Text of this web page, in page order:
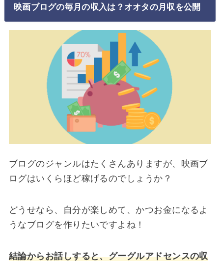
映画ブログの毎月の収入は？オオタの月収を公開
ブログのジャンルはたくさんありますが、映画ブ
ログはいくらほど稼げるのでしょうか？
どうせなら、自分が楽しめて、かつお金になるよ
うなブログを作りたいですよね！
結論からお話しすると、グーグルアドセンスの収